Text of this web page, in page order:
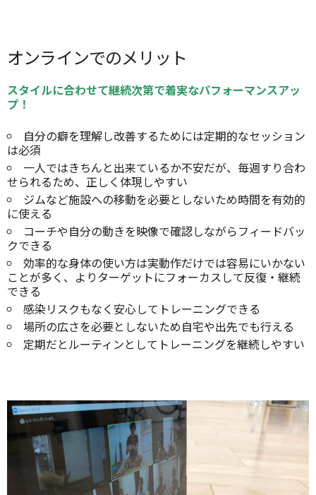
オンラインでのメリット
スタイルに合わせて継続次第で着実なパフォーマンスアッ
プ！
自分の癖を理解し改善するためには定期的なセッション
は必須
一人ではきちんと出来ているか不安だが、毎週すり合わ
せられるため、正しく体現しやすい
ジムなど施設への移動を必要としないため時間を有効的
に使える
コーチや自分の動きを映像で確認しながらフィードバッ
クできる
効率的な身体の使い方は実動作だけでは容易にいかない
ことが多く、よりターゲットにフォーカスして反復・継続
できる
感染リスクもなく安心してトレーニングできる
場所の広さを必要としないため自宅や出先でも行える
定期だとルーティンとしてトレーニングを継続しやすい